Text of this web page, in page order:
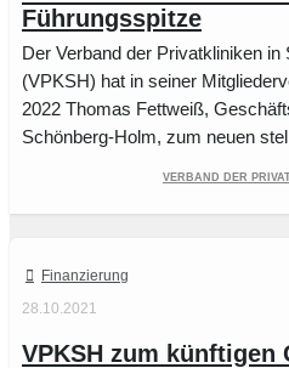
Führungsspitze
Der Verband der Privatkliniken in
(VPKSH) hat in seiner
2022 Thomas Fettweiß,
Schönberg-Holm, zum neuen
Verband der
Finanzierung
28.10.2021
VPKSH zum künftigen